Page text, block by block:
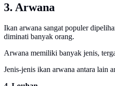
3. Arwana
Ikan arwana sangat populer
diminati banyak orang.
Arwana memiliki banyak jenis,
Jenis-jenis ikan arwana antara lain